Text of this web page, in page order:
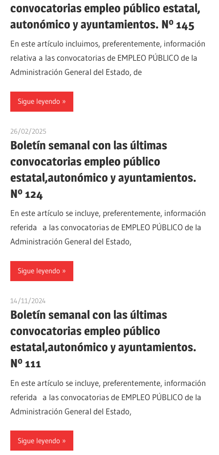
convocatorias empleo público estatal,
autonómico y ayuntamientos. Nº 145
En este artículo incluimos, preferentemente, información
relativa a las convocatorias de EMPLEO PÚBLICO de la
Administración General del Estado, de
Sigue leyendo
26/02/2025
Boletín semanal con las últimas
convocatorias empleo público
estatal,autonómico y ayuntamientos.
Nº 124
En este artículo se incluye, preferentemente, información
referida a las convocatorias de EMPLEO PÚBLICO de la
Administración General del Estado,
Sigue leyendo
14/11/2024
Boletín semanal con las últimas
convocatorias empleo público
estatal,autonómico y ayuntamientos.
Nº 111
En este artículo se incluye, preferentemente, información
referida a las convocatorias de EMPLEO PÚBLICO de la
Administración General del Estado,
Sigue leyendo